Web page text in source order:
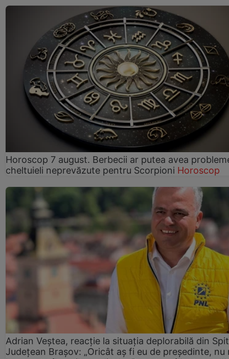
Horoscop 7 august. Berbecii ar putea avea
cheltuieli neprevăzute pentru Scorpioni Horoscop
Adrian Veștea, reacție la situația deplorabilă din
Județean Brașov: „Oricât aș fi eu de președinte, nu